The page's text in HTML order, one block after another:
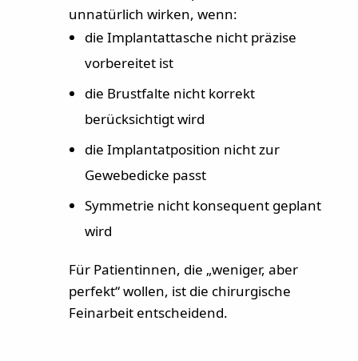
unnatürlich wirken, wenn:
die Implantattasche nicht präzise
vorbereitet ist
die Brustfalte nicht korrekt
berücksichtigt wird
die Implantatposition nicht zur
Gewebedicke passt
Symmetrie nicht konsequent geplant
wird
Für Patientinnen, die „weniger, aber
perfekt“ wollen, ist die chirurgische
Feinarbeit entscheidend.